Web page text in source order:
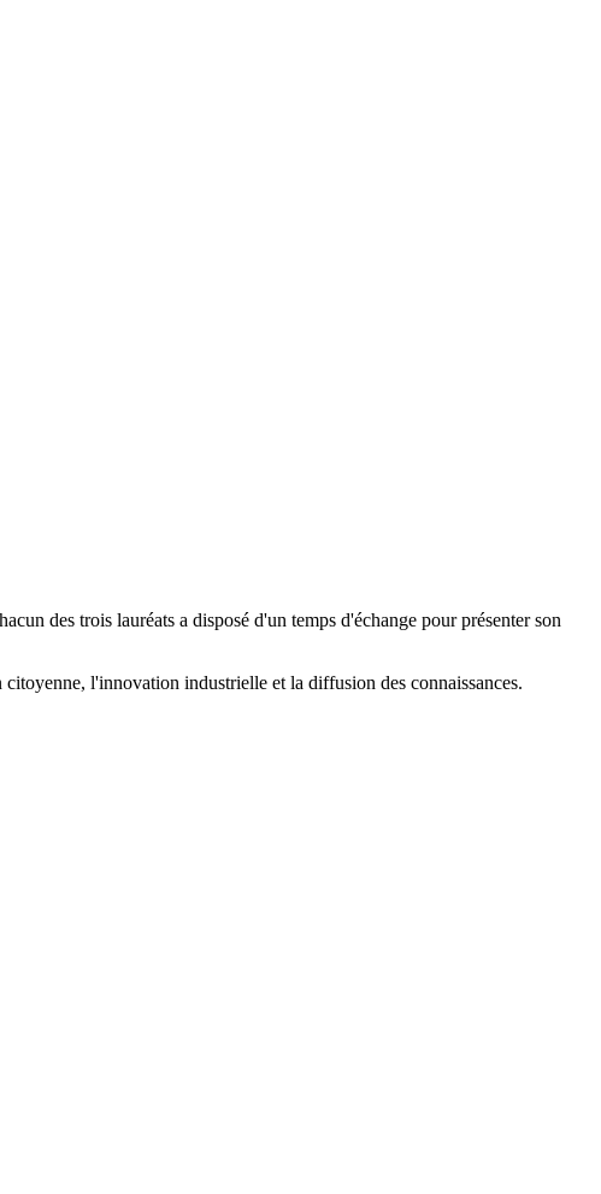
des trois lauréats a disposé d'un temps d'échange pour présenter son
l'innovation industrielle et la diffusion des connaissances.